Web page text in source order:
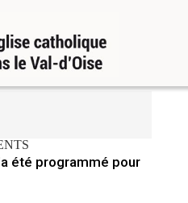
été programmé pour